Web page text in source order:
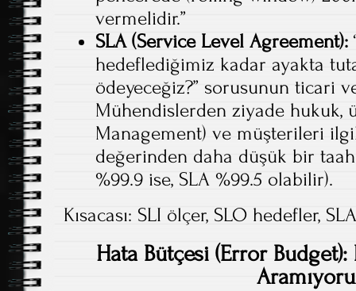
vermelidir.”
SLA (Service Level Agreement):
hedeflediğimiz kadar ayakta
ödeyeceğiz?” sorusunun ticari
Mühendislerden ziyade hukuk,
Management) ve müşterileri
değerinden daha düşük bir
%99.9 ise, SLA %99.5 olabilir).
Kısacası: SLI ölçer, SLO hedefler,
Hata Bütçesi (Error